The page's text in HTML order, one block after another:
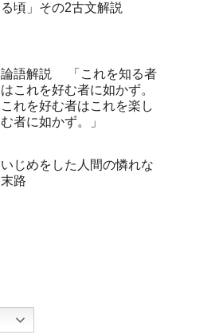
る頃」その2古文解説
論語解説 「これを知る者
はこれを好む者に如かず。
これを好む者はこれを楽し
む者に如かず。」
いじめをした人間の憐れな
末路